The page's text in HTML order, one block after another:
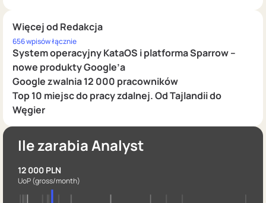
Więcej od Redakcja
656 wpisów łącznie
System operacyjny KataOS i platforma Sparrow –
nowe produkty Google’a
Google zwalnia 12 000 pracowników
Top 10 miejsc do pracy zdalnej. Od Tajlandii do
Węgier
Ile zarabia Analyst
12 000 PLN
UoP(gross/month)